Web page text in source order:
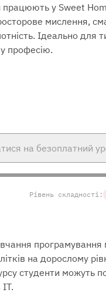
працюють у Sweet
мислення,
Ідеально для
професію.
на безоплатний
Рівень складності:
на дорослому
студенти можуть